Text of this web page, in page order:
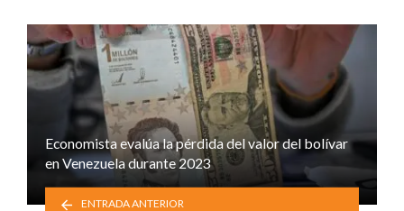
Economista evalúa la pérdida del valor del bolívar
en Venezuela durante 2023
ENTRADA ANTERIOR